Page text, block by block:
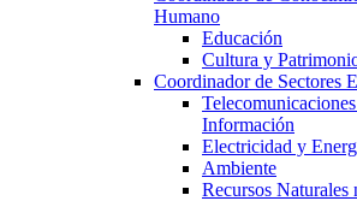
Humano
Educación
Cultura y
Coordinador de Sectores
Información
Electricidad y
Ambiente
Recursos Naturales